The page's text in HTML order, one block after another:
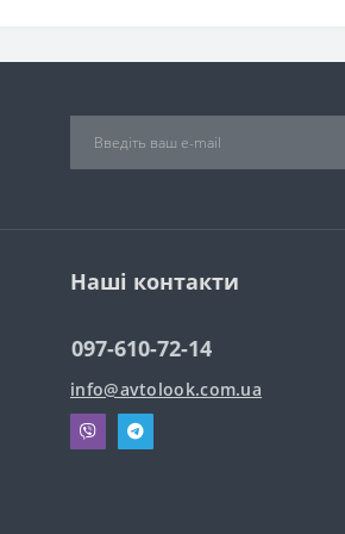
Наші контакти
097-610-72-14
info@avtolook.com.ua